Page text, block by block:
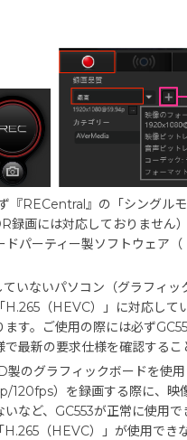
RECentral』の「シングル
録画には対応しておりません）
ドパーティー製ソフトウェア
いないパソコン（グラフィッ
H.265（HEVC）」に対応し
す。ご使用の際には必ず
最新の要求仕様を確認するこ
のグラフィックボードを使
120fps）を録画する際に、映
いなど、GC553が正常に使用
H.265（HEVC）」が使用でき